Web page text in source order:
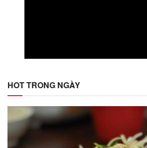
HOT TRONG NGÀY